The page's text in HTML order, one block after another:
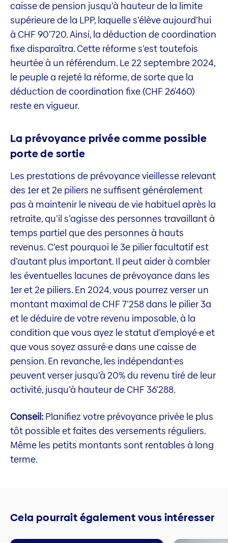
caisse de pension jusqu’à hauteur de la limite
supérieure de la LPP, laquelle s’élève aujourd’hui
à CHF 90’720. Ainsi, la déduction de coordination
fixe disparaîtra. Cette réforme s’est toutefois
heurtée à un référendum. Le 22 septembre 2024,
le peuple a rejeté la réforme, de sorte que la
déduction de coordination fixe (CHF 26'460)
reste en vigueur.
La prévoyance privée comme possible
porte de sortie
Les prestations de prévoyance vieillesse relevant
des 1er et 2e piliers ne suffisent généralement
pas à maintenir le niveau de vie habituel après la
retraite, qu’il s’agisse des personnes travaillant à
temps partiel que des personnes à hauts
revenus. C’est pourquoi le 3e pilier facultatif est
d’autant plus important. Il peut aider à combler
les éventuelles lacunes de prévoyance dans les
1er et 2e piliers. En 2024, vous pourrez verser un
montant maximal de CHF 7’258 dans le pilier 3a
et le déduire de votre revenu imposable, à la
condition que vous ayez le statut d’employé·e et
que vous soyez assuré·e dans une caisse de
pension. En revanche, les indépendant·es
peuvent verser jusqu’à 20% du revenu tiré de leur
activité, jusqu’à hauteur de CHF 36’288.
Conseil: Planifiez votre prévoyance privée le plus
tôt possible et faites des versements réguliers.
Même les petits montants sont rentables à long
terme.
Cela pourrait également vous intéresser